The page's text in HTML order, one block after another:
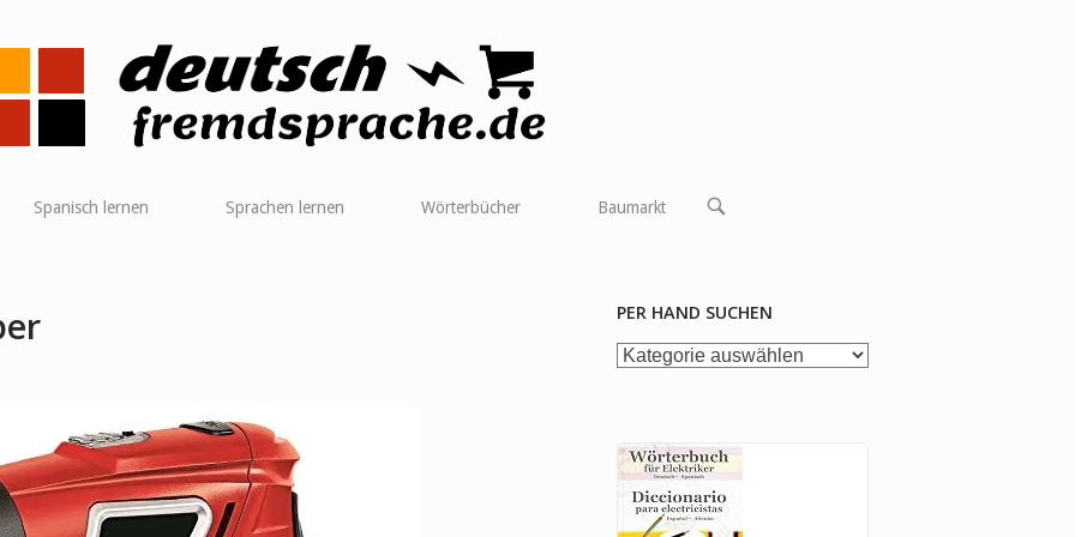
Spanisch lernen Sprachen lernen Wörterbücher Baumarkt
OPEN
PER HAND SUCHEN
per